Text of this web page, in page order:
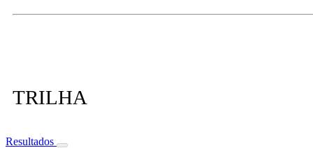
TRILHA
Resultados